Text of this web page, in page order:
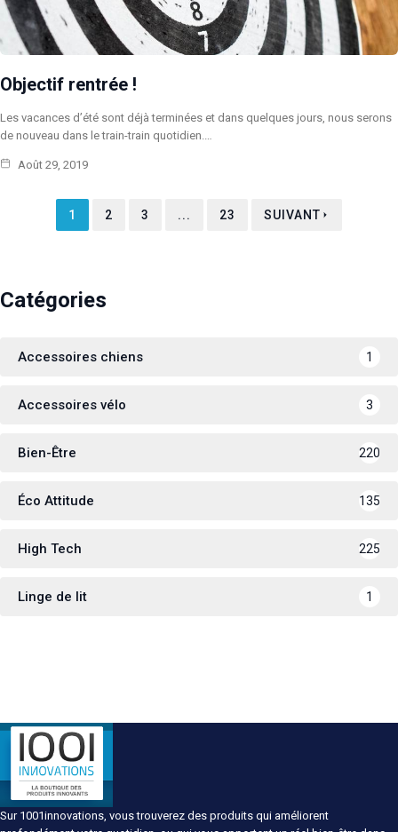
Objectif rentrée !
Les vacances d’été sont déjà terminées et dans quelques jours, nous serons
de nouveau dans le train-train quotidien.…
Août 29, 2019
1 2 3 ... 23 SUIVANT
Catégories
Accessoires chiens 1
Accessoires vélo 3
Bien-Être 220
Éco Attitude 135
High Tech 225
Linge de lit 1
Sur 1001innovations, vous trouverez des produits qui améliorent